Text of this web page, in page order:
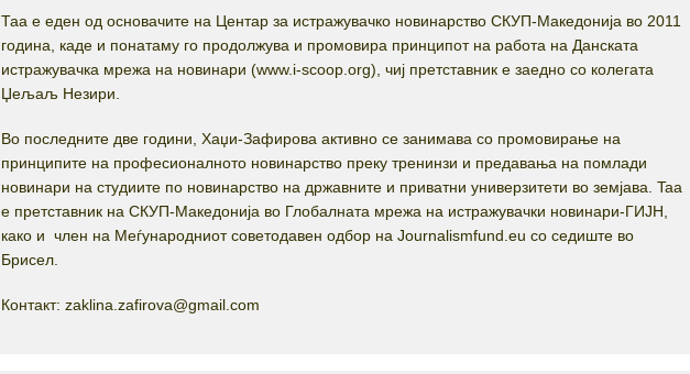
Таа е еден од основачите на Центар за истражувачко новинарство СКУП-Македонија во 2011
година, каде и понатаму го продолжува и промовира принципот на работа на Данската
истражувачка мрежа на новинари (www.i-scoop.org), чиј претставник е заедно со колегата
Џељаљ Незири.
Во последните две години, Хаџи-Зафирова активно се занимава со промовирање на
принципите на професионалното новинарство преку тренинзи и предавања на помлади
новинари на студиите по новинарство на државните и приватни универзитети во земјава. Taa
е претставник на СКУП-Македонија во Глобалната мрежа на истражувачки новинари-ГИЈН,
како и член на Меѓународниот советодавен одбор на Journalismfund.eu со седиште во
Брисел.
Контакт: zaklina.zafirova@gmail.com